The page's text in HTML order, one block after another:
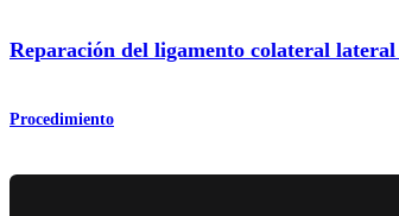
Reparación del ligamento colateral
Procedimiento